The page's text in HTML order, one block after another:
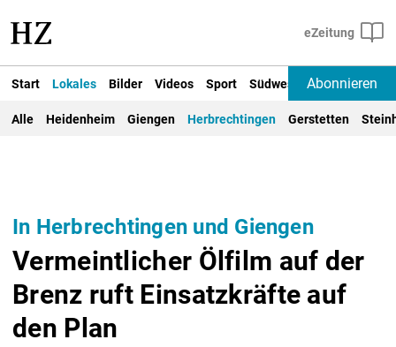
Start Lokales Bilder Videos Sport Südwest Deutschland
Abonnieren
Alle Heidenheim Giengen Herbrechtingen Gerstetten
In Herbrechtingen und Giengen
Vermeintlicher Ölfilm auf der
Brenz ruft Einsatzkräfte auf
den Plan